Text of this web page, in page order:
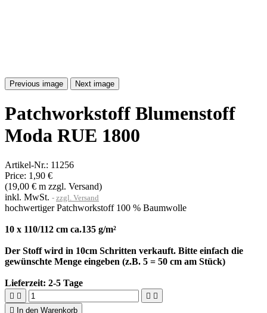
Previous image Next image
Patchworkstoff Blumenstoff
Moda RUE 1800
Artikel-Nr.: 11256
Price: 1,90 €
(19,00 € m zzgl. Versand)
inkl. MwSt.
zzgl. Versand
hochwertiger Patchworkstoff 100 % Baumwolle
10 x 110/112 cm ca.135 g/m²
Der Stoff wird in 10cm Schritten verkauft. Bitte einfach die
gewünschte Menge eingeben (z.B. 5 = 50 cm am Stück)
Lieferzeit: 2-5 Tage
   

In den Warenkorb